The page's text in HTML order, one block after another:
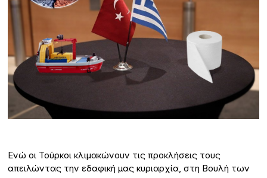
Ενώ οι Τούρκοι κλιμακώνουν τις προκλήσεις τους
απειλώντας την εδαφική μας κυριαρχία, στη Βουλή των